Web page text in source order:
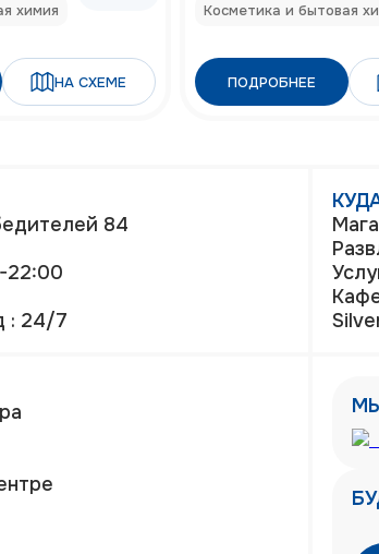
химия
НА СХЕМЕ
Косметика и бытовая
ПОДРОБНЕЕ
84
22:00
: 24/7